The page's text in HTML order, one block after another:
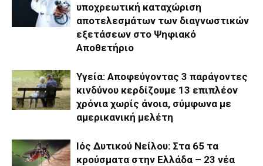
υποχρεωτική καταχώριση
αποτελεσμάτων των διαγνωστικών
εξετάσεων στο Ψηφιακό
Αποθετήριο
Υγεία: Αποφεύγοντας 3 παράγοντες
κινδύνου κερδίζουμε 13 επιπλέον
χρόνια χωρίς άνοια, σύμφωνα με
αμερικανική μελέτη
Ιός Δυτικού Νείλου: Στα 65 τα
κρούσματα στην Ελλάδα – 23 νέα